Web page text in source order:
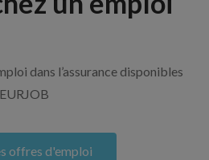
dans l’assurance disponibles
offres d'emploi